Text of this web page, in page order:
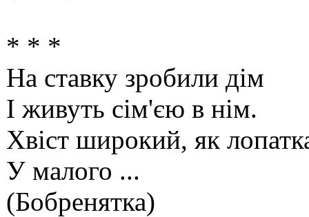
* * *
На ставку зробили дім
І живуть сім'єю в нім.
Хвіст широкий, як
У малого ...
(Бобренятка)